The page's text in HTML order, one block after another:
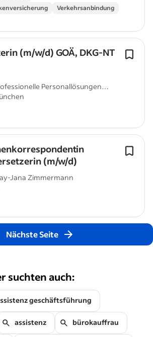
Verkehrsanbindung
(m/w/d) GOÄ, DKG-NT
Personallösungen
(m/w/d)
Jana Zimmermann
Nächste Seite
suchten auch:
geschäftsführung
assistenz bürokauffrau